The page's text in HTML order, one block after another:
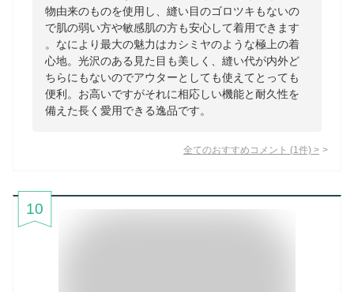
物由来のものを使用し、縫い目のゴロツキもないの
で肌の弱い方や敏感肌の方も安心して着用できます
。なにより最大の魅力はカシミヤのような極上の着
心地。光沢のある見た目も美しく、縫い代が内外ど
ちらにもないのでアウターとしても使えてとっても
便利。お高いですがそれに相応しい機能と耐久性を
備えた長く愛用できる逸品です。
全てのおすすめコメント (1 件) >
10